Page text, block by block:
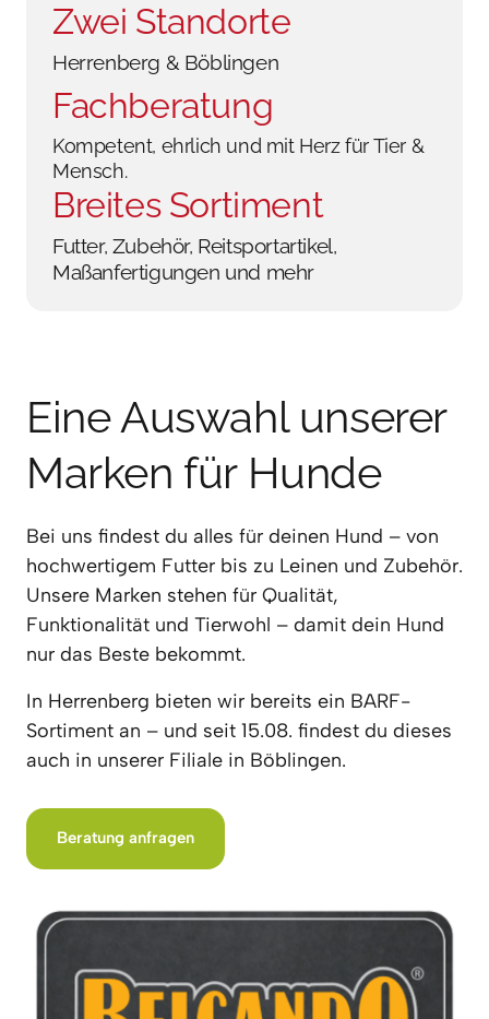
Zwei Standorte
Herrenberg & Böblingen
Fachberatung
Kompetent, ehrlich und mit Herz für Tier &
Mensch.
Breites Sortiment
Futter, Zubehör, Reitsportartikel,
Maßanfertigungen und mehr
Eine Auswahl unserer
Marken für Hunde
Bei uns findest du alles für deinen Hund – von
hochwertigem Futter bis zu Leinen und Zubehör.
Unsere Marken stehen für Qualität,
Funktionalität und Tierwohl – damit dein Hund
nur das Beste bekommt.
In Herrenberg bieten wir bereits ein BARF-
Sortiment an – und seit 15.08. findest du dieses
auch in unserer Filiale in Böblingen.
Beratung anfragen